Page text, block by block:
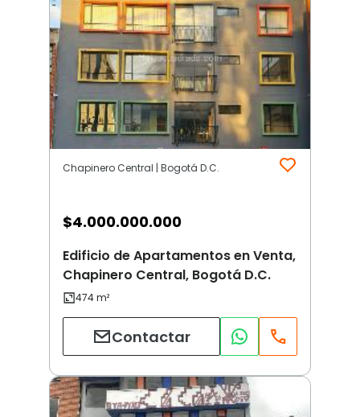
Chapinero Central | Bogotá D.C.
$4.000.000.000
Edificio de Apartamentos en Venta,
Chapinero Central, Bogotá D.C.
Contactar